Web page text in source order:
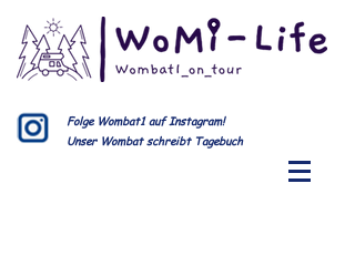
Folge Wombat1 auf Instagram!
Unser Wombat schreibt Tagebuch